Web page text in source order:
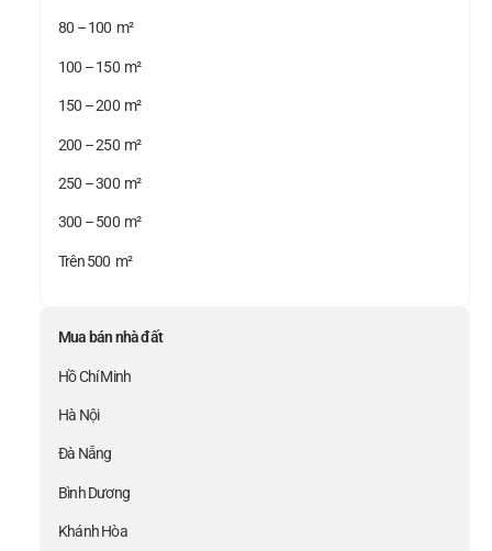
80 – 100 m²
100 – 150 m²
150 – 200 m²
200 – 250 m²
250 – 300 m²
300 – 500 m²
Trên 500 m²
Mua bán nhà đất
Hồ Chí Minh
Hà Nội
Đà Nẵng
Bình Dương
Khánh Hòa